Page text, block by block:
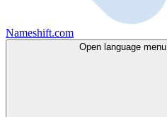
Nameshift.com
Open language menu